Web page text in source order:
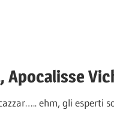
Apocalisse
ehm, gli esperti